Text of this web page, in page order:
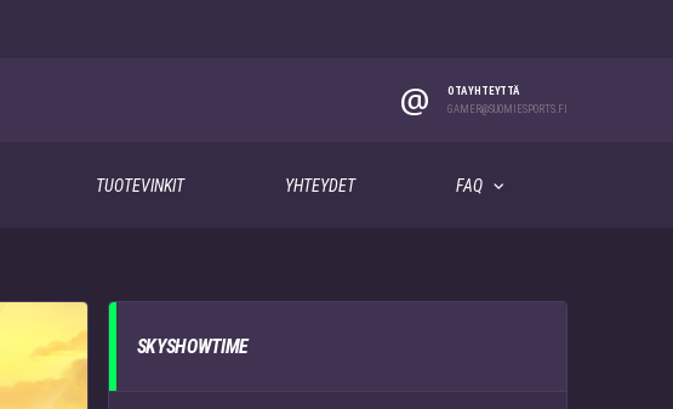
@
OTA YHTEYTTÄ
GAMER@SUOMIESPORTS.FI
TUOTEVINKIT YHTEYDET FAQ
SKYSHOWTIME